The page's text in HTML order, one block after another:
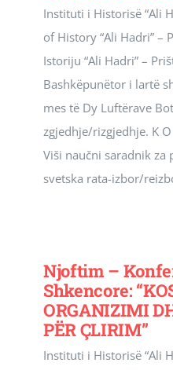
Instituti i Historisë “Ali
of History “Ali Hadri” –
Istoriju “Ali Hadri” –
Bashkëpunëtor i lartë
mes të Dy Luftërave
zgjedhje/rizgjedhje. K O
Viši naučni saradnik za
svetska rata-izbor/
Njoftim –
Shkencore:
ORGANIZIMI
PËR ÇLIRIM”
Instituti i Historisë “Ali